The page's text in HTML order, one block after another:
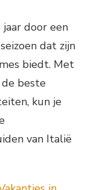
door een
dat zijn
biedt. Met
beste
kun je
van Italië